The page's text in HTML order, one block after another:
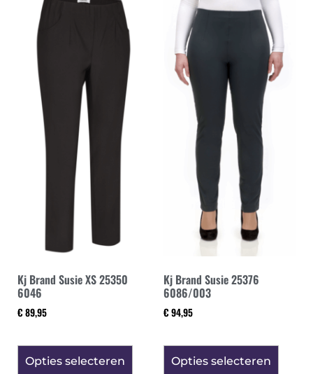
Kj Brand Susie XS 25350
6046
€ 89,95
Opties selecteren
Kj Brand Susie 25376
6086/003
€ 94,95
Opties selecteren